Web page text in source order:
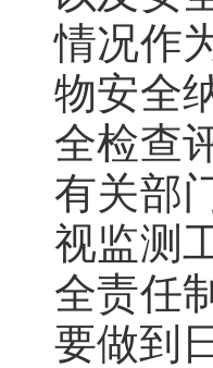
情况作
物安全
全检查
有关部
视监测
全责任
要做到